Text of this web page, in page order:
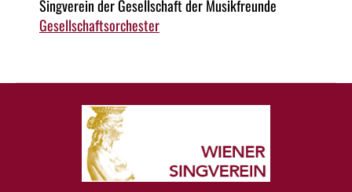
Singverein der Gesellschaft der Musikfreunde
Gesellschaftsorchester